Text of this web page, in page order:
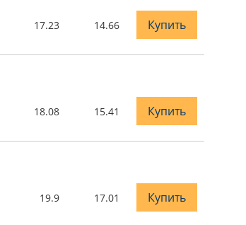
17.23 14.66 Купить
18.08 15.41 Купить
19.9 17.01 Купить